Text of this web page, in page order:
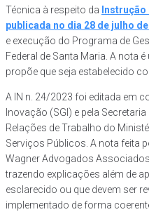
Técnica à respeito da
publicada no dia 28 de julho de
e execução do Programa de
Federal de Santa Maria. A nota
propõe que seja estabelecido
A IN n. 24/2023 foi editada em
Inovação (SGI) e pela
Relações de Trabalho do
Serviços Públicos. A nota feita
Wagner Advogados
trazendo explicações além de
esclarecido ou que devem ser
implementado de forma